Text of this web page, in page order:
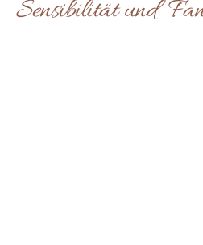
Sensibilität und